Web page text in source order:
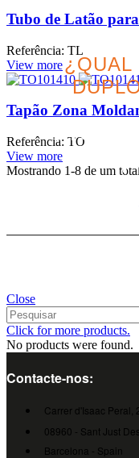
Tubo de Latão
Referência: TL
View more
Tapão Zona
Referência: TO
View more
Mostrando 1-8 de um
¿QUAL
Close
Click for more products.
No products were found.
Contacte-nos:
Carrer d'Isaac Peral,
08960 - Sant Just
Barcelona - Spain